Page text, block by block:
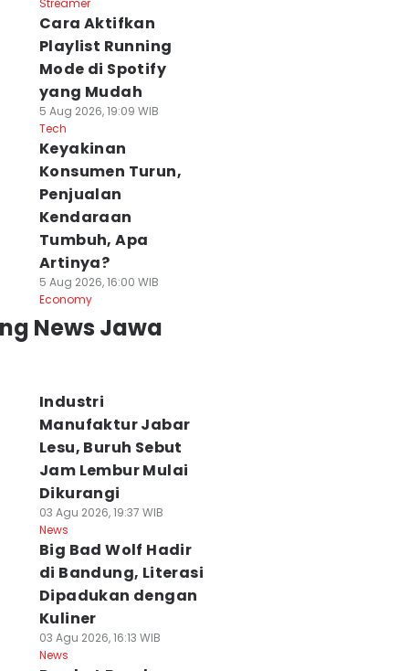
Streamer
Cara Aktifkan
Playlist Running
Mode di Spotify
yang Mudah
5 Aug 2026, 19:09 WIB
Tech
Keyakinan
Konsumen Turun,
Penjualan
Kendaraan
Tumbuh, Apa
Artinya?
5 Aug 2026, 16:00 WIB
Economy
News Jawa
Industri
Manufaktur Jabar
Lesu, Buruh Sebut
Jam Lembur Mulai
Dikurangi
03 Agu 2026, 19:37 WIB
News
Big Bad Wolf Hadir
di Bandung, Literasi
Dipadukan dengan
Kuliner
03 Agu 2026, 16:13 WIB
News